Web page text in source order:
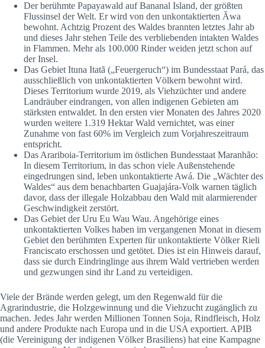
Der berühmte Papayawald auf Bananal Island, der größten
Flussinsel der Welt. Er wird von den unkontaktierten Ãwa
bewohnt. Achtzig Prozent des Waldes brannten letztes Jahr ab
und dieses Jahr stehen Teile des verbliebenden intakten Waldes
in Flammen. Mehr als 100.000 Rinder weiden jetzt schon auf
der Insel.
Das Gebiet Ituna Itatã („Feuergeruch“) im Bundesstaat Pará, das
ausschließlich von unkontaktierten Völkern bewohnt wird.
Dieses Territorium wurde 2019, als Viehzüchter und andere
Landräuber eindrangen, von allen indigenen Gebieten am
stärksten entwaldet. In den ersten vier Monaten des Jahres 2020
wurden weitere 1.319 Hektar Wald vernichtet, was einer
Zunahme von fast 60% im Vergleich zum Vorjahreszeitraum
entspricht.
Das Arariboia-Territorium im östlichen Bundesstaat Maranhão:
In diesem Territorium, in das schon viele Außenstehende
eingedrungen sind, leben unkontaktierte Awá. Die „Wächter des
Waldes“ aus dem benachbarten Guajajára-Volk warnen täglich
davor, dass der illegale Holzabbau den Wald mit alarmierender
Geschwindigkeit zerstört.
Das Gebiet der Uru Eu Wau Wau. Angehörige eines
unkontaktierten Volkes haben im vergangenen Monat in diesem
Gebiet den berühmten Experten für unkontaktierte Völker Rieli
Franciscato erschossen und getötet. Dies ist ein Hinweis darauf,
dass sie durch Eindringlinge aus ihrem Wald vertrieben werden
und gezwungen sind ihr Land zu verteidigen.
Viele der Brände werden gelegt, um den Regenwald für die
Agrarindustrie, die Holzgewinnung und die Viehzucht zugänglich zu
machen. Jedes Jahr werden Millionen Tonnen Soja, Rindfleisch, Holz
und andere Produkte nach Europa und in die USA exportiert. APIB
(die Vereinigung der indigenen Völker Brasiliens) hat eine Kampagne